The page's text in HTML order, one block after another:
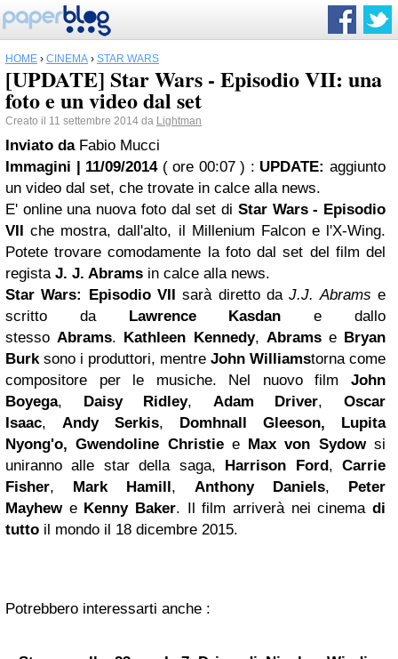
HOME › CINEMA › STAR WARS
[UPDATE] Star Wars - Episodio VII: una
foto e un video dal set
Creato il 11 settembre 2014 da Lightman
Inviato da Fabio Mucci
Immagini | 11/09/2014 ( ore 00:07 ) : UPDATE: aggiunto
un video dal set, che trovate in calce alla news.
E' online una nuova foto dal set di Star Wars- Episodio
VII che mostra, dall'alto, il Millenium Falcon e l'X-Wing.
Potete trovare comodamente la foto dal set del film del
regista J. J. Abrams in calce alla news.
Star Wars: Episodio VII sarà diretto daJ.J. Abrams e
scritto daLawrence Kasdan e dallo
stessoAbrams. Kathleen Kennedy, Abramse Bryan
Burksono i produttori, mentre John Williamstorna come
compositore per le musiche. Nel nuovo film John
Boyega, Daisy Ridley, Adam Driver,Oscar
Isaac, Andy Serkis, Domhnall Gleeson, Lupita
Nyong'o, Gwendoline Christiee Max von Sydowsi
uniranno alle star della saga, Harrison Ford,Carrie
Fisher, Mark Hamill, Anthony Daniels, Peter
Mayhewe Kenny Baker. Il film arriverà nei cinemadi
tutto il mondo il 18 dicembre 2015.
Potrebbero interessarti anche :